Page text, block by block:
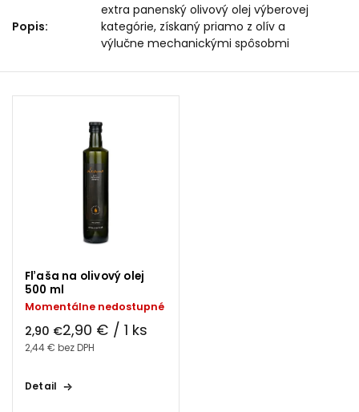
Popis:
extra panenský olivový olej výberovej
kategórie, získaný priamo z olív a
výlučne mechanickými spôsobmi
Fľaša na olivový olej
500 ml
Momentálne nedostupné
2,44 € bez DPH
2,90 €2,90 € / 1 ks
Detail